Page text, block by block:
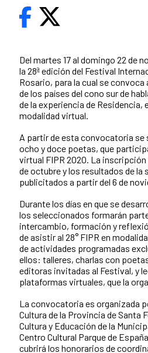
Del martes 17 al domingo 22 de
la 28ª edición del Festival
Rosario, para la cual se convoca
de los países del cono sur de
de la experiencia de Residencia,
modalidad virtual.
A partir de esta convocatoria se
ocho y doce poetas, que
virtual FIPR 2020. La
de octubre y los resultados de la
publicitados a partir del 6 de
Durante los días en que se
los seleccionados formarán
intercambio, formación y
de asistir al 28° FIPR en
de actividades programadas
ellos: talleres, charlas con
editoras invitadas al Festival, y
plataformas virtuales, que la
La convocatoria es organizada
Cultura de la Provincia de Santa
Cultura y Educación de la
Centro Cultural Parque de
cubrirá los honorarios de